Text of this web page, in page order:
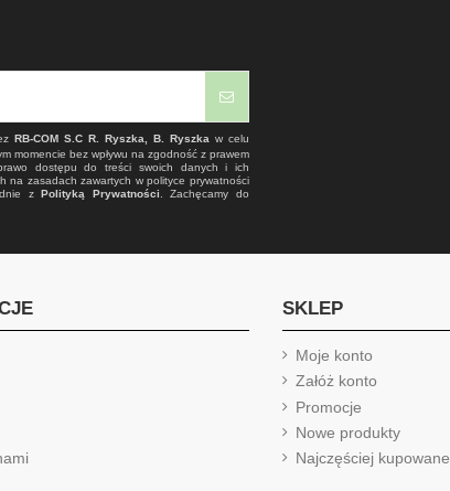
RB-COM S.C R. Ryszka, B. Ryszka w celu
momencie bez wpływu na zgodność z prawem
dostępu do treści swoich danych i ich
na zasadach zawartych w polityce prywatności
zPolityką Prywatności . Zachęcamy do
SKLEP
Moje konto
Załóż konto
Promocje
Nowe produkty
Najczęściej kupowane